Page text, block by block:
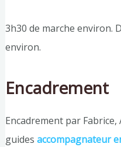
3h30 de marche environ.
environ.
Encadrement
Encadrement par Fabrice,
guides accompagnateur